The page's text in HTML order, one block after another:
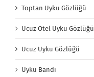
Toptan Uyku Gözlüğü
Ucuz Otel Uyku Gözlüğü
Ucuz Uyku Gözlüğü
Uyku Bandı